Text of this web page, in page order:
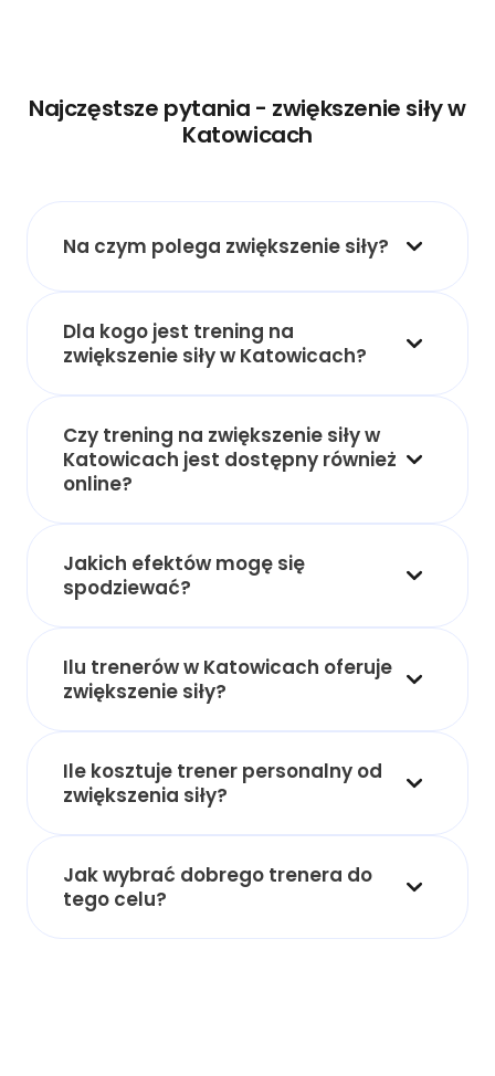
Najczęstsze pytania - zwiększenie siły w
Katowicach
Na czym polega zwiększenie siły?
Dla kogo jest trening na
zwiększenie siły w Katowicach?
Czy trening na zwiększenie siły w
Katowicach jest dostępny również
online?
Jakich efektów mogę się
spodziewać?
Ilu trenerów w Katowicach oferuje
zwiększenie siły?
Ile kosztuje trener personalny od
zwiększenia siły?
Jak wybrać dobrego trenera do
tego celu?